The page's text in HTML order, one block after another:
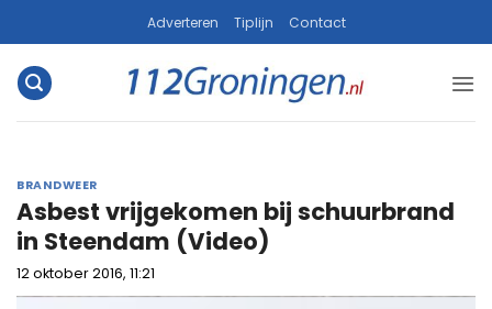
naar
inhoud
Adverteren Tiplijn Contact
BRANDWEER
Asbest vrijgekomen bij schuurbrand
in Steendam (Video)
12 oktober 2016, 11:21